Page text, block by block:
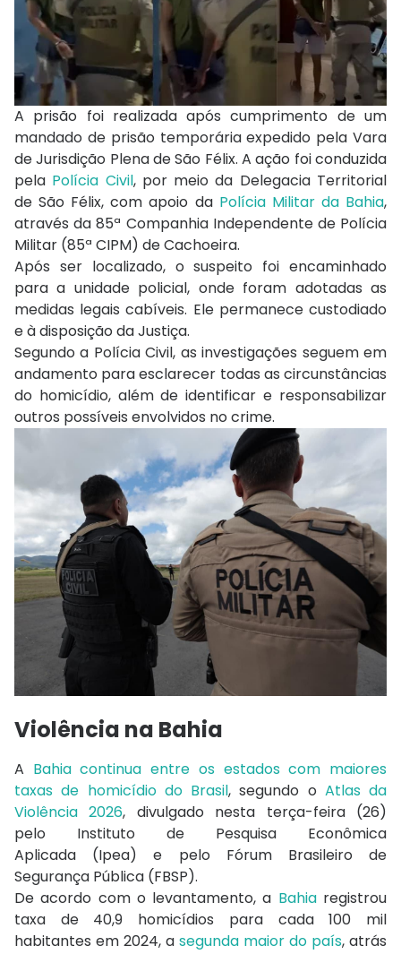
A prisão foi realizada após cumprimento de um
mandado de prisão temporária expedido pela Vara
de Jurisdição Plena de São Félix. A ação foi conduzida
pela Polícia Civil, por meio da Delegacia Territorial
de São Félix, com apoio da Polícia Militar da Bahia,
através da 85ª Companhia Independente de Polícia
Militar (85ª CIPM) de Cachoeira.
Após ser localizado, o suspeito foi encaminhado
para a unidade policial, onde foram adotadas as
medidas legais cabíveis. Ele permanece custodiado
e à disposição da Justiça.
Segundo a Polícia Civil, as investigações seguem em
andamento para esclarecer todas as circunstâncias
do homicídio, além de identificar e responsabilizar
outros possíveis envolvidos no crime.
Violência na Bahia
A Bahiacontinua entre os estados com maiores
taxas de homicídio do Brasil, segundo o Atlas da
Violência 2026, divulgado nesta terça-feira (26)
pelo Instituto de Pesquisa Econômica
Aplicada (Ipea) e pelo Fórum Brasileiro de
Segurança Pública (FBSP).
De acordo com o levantamento, a Bahiaregistrou
taxa de 40,9 homicídios para cada 100 mil
habitantes em 2024, a segunda maior do país, atrás